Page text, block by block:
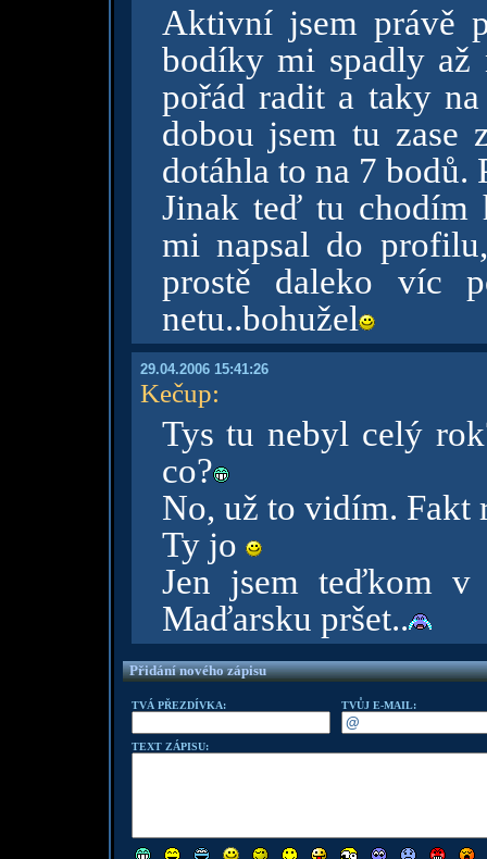
Aktivní jsem právě
bodíky mi spadly až
pořád radit a taky
dobou jsem tu zase
dotáhla to na 7
Jinak teď tu chodím
mi napsal do
prostě daleko víc
netu..bohužel
29.04.2006 15:41:26
Kečup:
Tys tu nebyl celý
co?
No, už to vidím. Fakt
Ty jo
Jen jsem teďkom v
Maďarsku pršet..
Přidání nového zápisu
TVÁ PŘEZDÍVKA: TVŮJ E-MAIL:
TEXT ZÁPISU: